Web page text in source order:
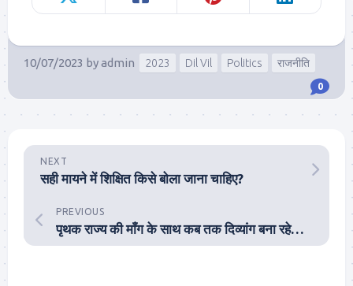
10/07/2023 byadmin 2023 Dil Vil Politics राजनीति
0
NEXT
सही मायने में शिक्षित किसे बोला जाना चाहिए?
PREVIOUS
पृथक राज्य की माँग के साथ कब तक दिव्यांग बना रहेगा बुंदेलखंड?